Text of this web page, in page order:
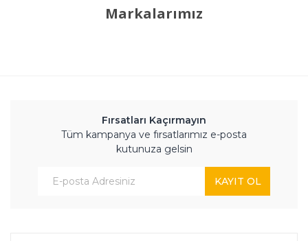
Markalarımız
Fırsatları Kaçırmayın
Tüm kampanya ve fırsatlarımız e-posta
kutunuza gelsin
KAYIT OL